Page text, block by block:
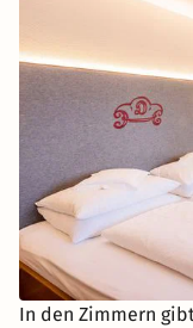
In den Zimmern